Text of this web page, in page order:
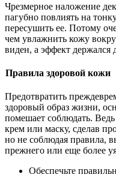
Чрезмерное наложение
пагубно повлиять на
пересушить ее. Потому
чем увлажнить кожу
виден, а эффект держался
Правила здоровой кожи
Предотвратить
здоровый образ жизни,
помешает соблюдать.
крем или маску, сделав
но не соблюдая правила,
прежнего или еще более
Обеспечьте